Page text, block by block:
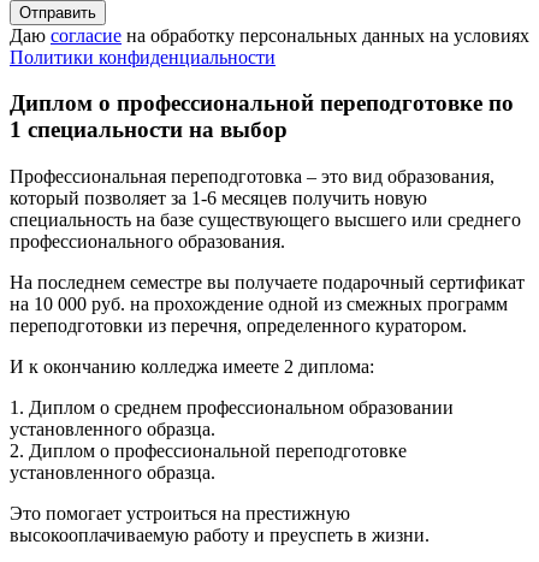
Даю согласие на обработку персональных данных на условиях
Политики конфиденциальности
Диплом о профессиональной переподготовке по
1 специальности на выбор
Профессиональная переподготовка – это вид образования,
который позволяет за 1-6 месяцев получить новую
специальность на базе существующего высшего или среднего
профессионального образования.
На последнем семестре вы получаете подарочный сертификат
на 10 000 руб. на прохождение одной из смежных программ
переподготовки из перечня, определенного куратором.
И к окончанию колледжа имеете 2 диплома:
1. Диплом о среднем профессиональном образовании
установленного образца.
2. Диплом о профессиональной переподготовке
установленного образца.
Это помогает устроиться на престижную
высокооплачиваемую работу и преуспеть в жизни.